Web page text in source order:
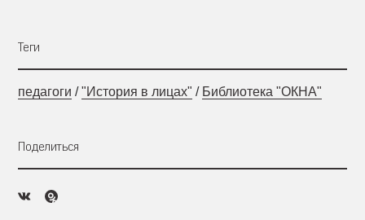
Теги
педагоги /"История в лицах" / Библиотека "ОКНА"
Поделиться